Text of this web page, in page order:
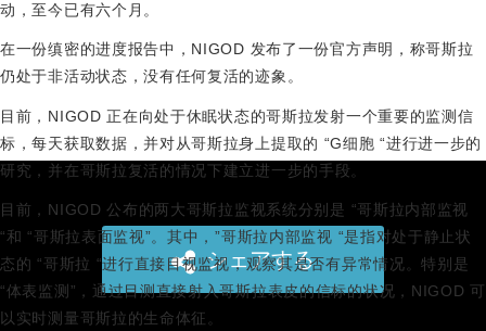
动，至今已有六个月。
在一份缜密的进度报告中，NIGOD 发布了一份官方声明，称哥斯拉
仍处于非活动状态，没有任何复活的迹象。
目前，NIGOD 正在向处于休眠状态的哥斯拉发射一个重要的监测信
标，每天获取数据，并对从哥斯拉身上提取的 “G细胞 “进行进一步的
研究，并在哥斯拉复活的情况下建立进一步的手段。
目前，NIGOD 公布的两大哥斯拉监视系统分别是 “哥斯拉内部监视
“和 “哥斯拉表面监视”。其中，”哥斯拉内部监视 “是指对处于静止状
态的 “哥斯拉 “进行直接目视监视，观察其是否有异常情况。特别是
“体表监测”，通过目测直接射入哥斯拉表皮的信标的状况，NIGOD 可
以实时测量哥斯拉的生命体征。
シェアする